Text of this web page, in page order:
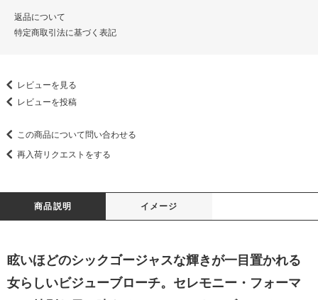
返品について
特定商取引法に基づく表記
レビューを見る
レビューを投稿
この商品について問い合わせる
再入荷リクエストをする
商品説明 イメージ
眩いほどのシックゴージャスな輝きが一目置かれる
女らしいビジューブローチ。セレモニー・フォーマ